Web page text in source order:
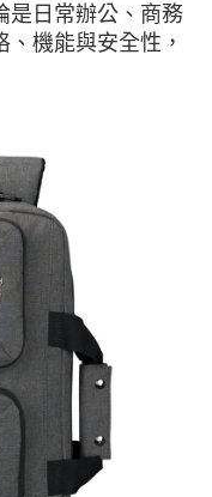
是日常辦公、商務
機能與安全性，